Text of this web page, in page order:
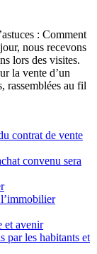
: Comment
nous recevons
lors des visites.
la vente d’un
rassemblées au fil
contrat de vente
convenu sera
et avenir
par les habitants et